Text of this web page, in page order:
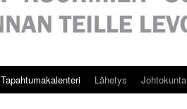
Tapahtumakalenteri Lähetys Johtokunta